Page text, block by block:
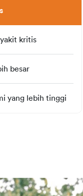
kritis
besar
yang lebih tinggi